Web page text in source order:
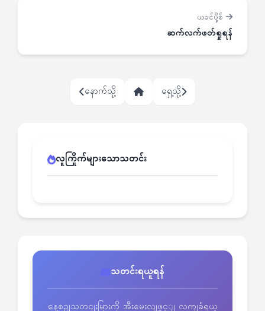
ယခင်ပို့စ်
ဆက်လက်ဖတ်ရှုရန်
နောက်သို့ ရှေ့သို့
လူကြိုက်များသောသတင်း
သတင်းရယူရန်
နေ့စဥျသတငျးမြားကို အီးမေးလျဖွင့ျ လကျခံရယူ